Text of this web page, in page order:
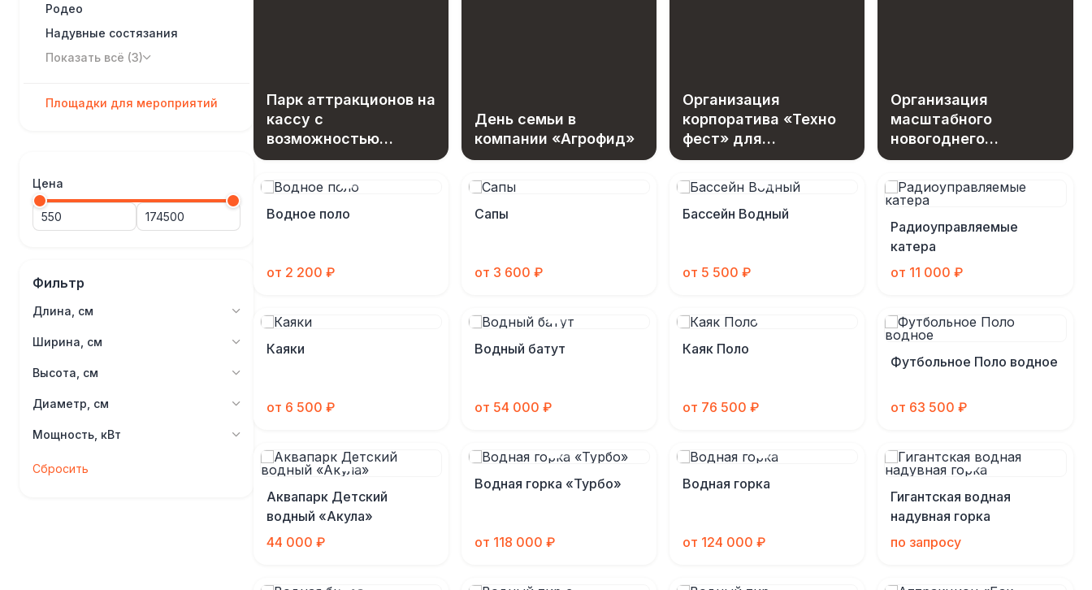
Родео
Надувные состязания
Показать всё (3)
Площадки для мероприятий
Цена
Фильтр
Длина, см
Ширина, см
Высота, см
Диаметр, см
Мощность, кВт
Сбросить
Парк аттракционов на
кассу с
возможностью
вашего заработка
День семьи в
компании «Агрофид»
Организация
корпоратива «Техно
фест» для
сотрудников МГТС
Организация
масштабного
новогоднего
праздника с
эксклюзивным
игровым
Водное поло
от 2 200 ₽
Сапы
от 3 600 ₽
Бассейн Водный
от 5 500 ₽
Радиоуправляемые
катера
от 11 000 ₽
Каяки
от 6 500 ₽
Водный батут
от 54 000 ₽
Каяк Поло
от 76 500 ₽
Футбольное Поло водное
от 63 500 ₽
Аквапарк Детский
водный «Акула»
44 000 ₽
Водная горка «Турбо»
от 118 000 ₽
Водная горка
от 124 000 ₽
Гигантская водная
надувная горка
по запросу